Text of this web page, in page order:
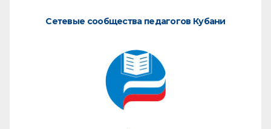
Сетевые сообщества педагогов Кубани